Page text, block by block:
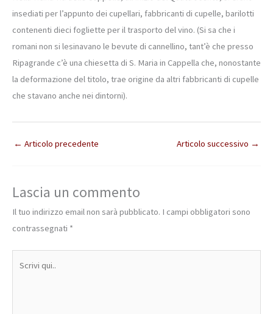
insediati per l’appunto dei cupellari, fabbricanti di cupelle, barilotti
contenenti dieci fogliette per il trasporto del vino. (Si sa che i
romani non si lesinavano le bevute di cannellino, tant’è che presso
Ripagrande c’è una chiesetta di S. Maria in Cappella che, nonostante
la deformazione del titolo, trae origine da altri fabbricanti di cupelle
che stavano anche nei dintorni).
← Articolo precedente Articolo successivo →
Lascia un commento
Il tuo indirizzo email non sarà pubblicato. I campi obbligatori sono
contrassegnati *